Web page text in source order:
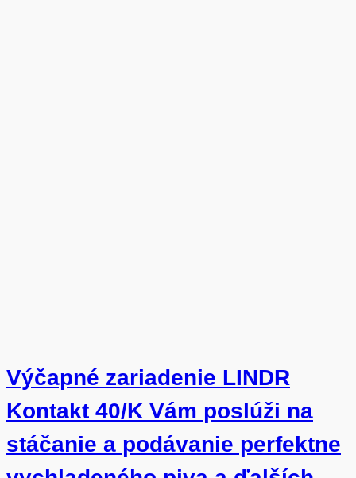
Výčapné zariadenie LINDR
Kontakt 40/K Vám poslúži na
stáčanie a podávanie perfektne